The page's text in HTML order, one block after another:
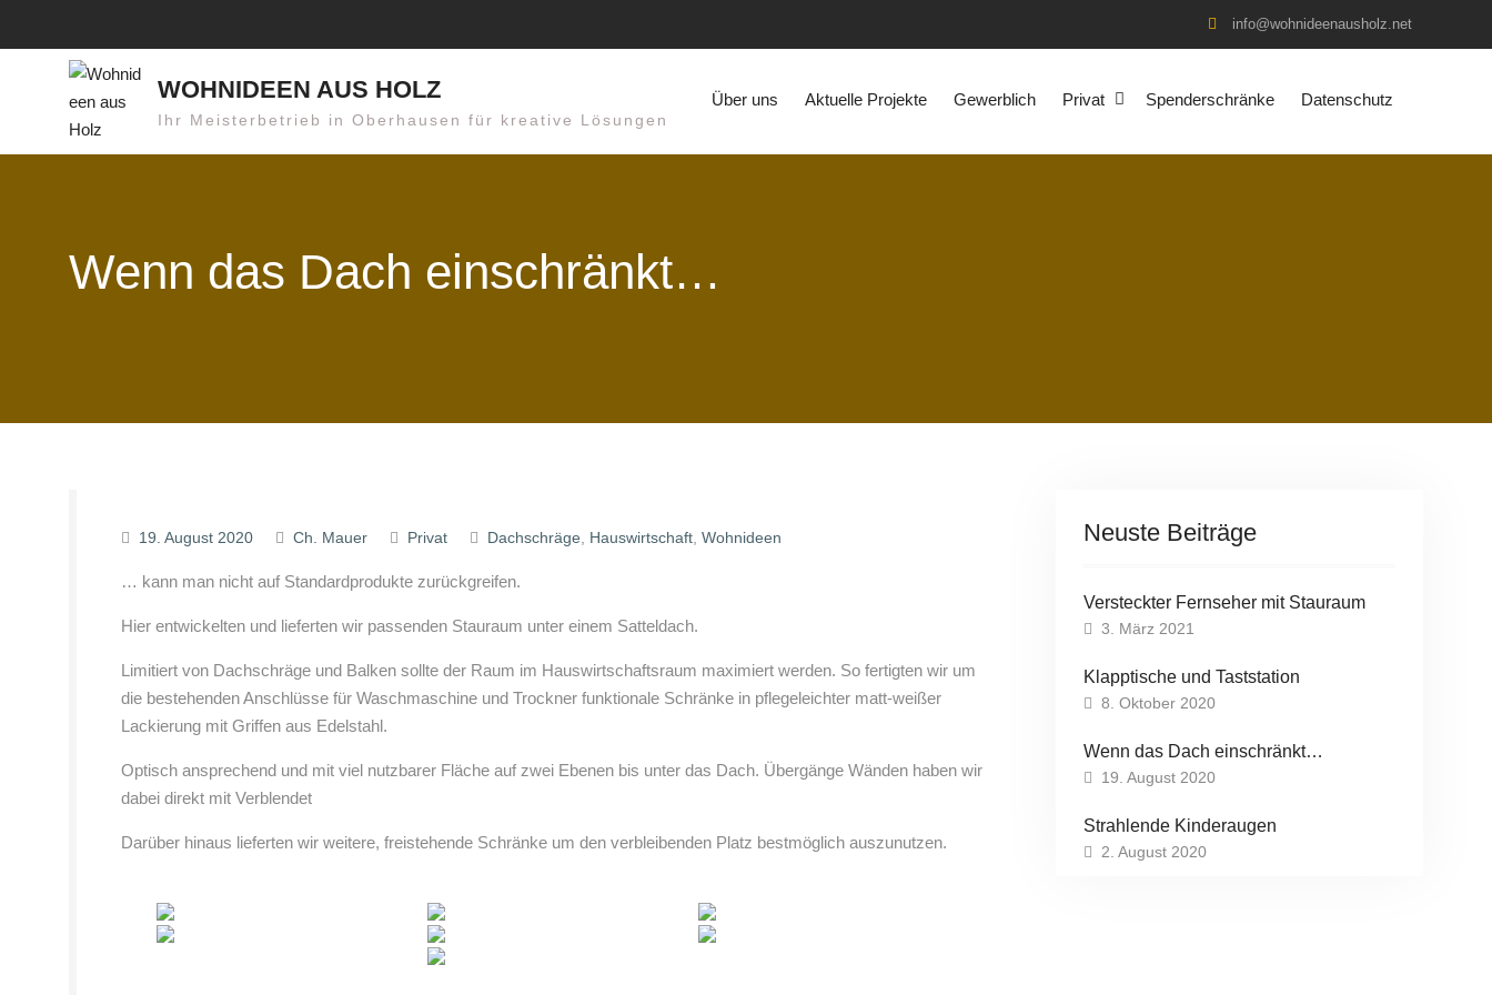
info@wohnideenausholz.net
WOHNIDEEN AUS HOLZ
Ihr Meisterbetrieb in Oberhausen für kreative Lösungen
Über uns Aktuelle Projekte Gewerblich Privat Spenderschränke Datenschutz
Wenn das Dach einschränkt…
19. August 2020 Ch. Mauer Privat Dachschräge Hauswirtschaft Wohnideen
… kann man nicht auf Standardprodukte zurückgreifen.
Hier entwickelten und lieferten wir passenden Stauraum unter einem Satteldach.
Limitiert von Dachschräge und Balken sollte der Raum im Hauswirtschaftsraum maximiert werden. So fertigten wir um
die bestehenden Anschlüsse für Waschmaschine und Trockner funktionale Schränke in pflegeleichter matt-weißer
Lackierung mit Griffen aus Edelstahl.
Optisch ansprechend und mit viel nutzbarer Fläche auf zwei Ebenen bis unter das Dach. Übergänge Wänden haben wir
dabei direkt mit Verblendet
Darüber hinaus lieferten wir weitere, freistehende Schränke um den verbleibenden Platz bestmöglich auszunutzen.
Neuste Beiträge
Versteckter Fernseher mit Stauraum
3. März 2021
Klapptische und Taststation
8. Oktober 2020
Wenn das Dach einschränkt…
19. August 2020
Strahlende Kinderaugen
2. August 2020